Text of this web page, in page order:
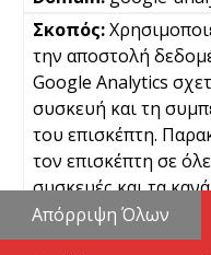
την αποστολή
Google Analytics
συσκευή και τη
του επισκέπτη.
τον επισκέπτη σε
συσκευές και τα
μάρκετινγκ.
Μόνιμα
Απόρριψη Όλων